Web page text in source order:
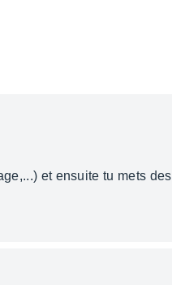
et ensuite tu mets des